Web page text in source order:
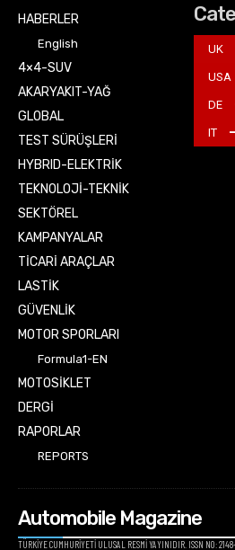
HABERLER
English
4×4-SUV
AKARYAKIT-YAĞ
GLOBAL
TEST SÜRÜŞLERİ
HYBRID-ELEKTRİK
TEKNOLOJİ-TEKNİK
SEKTÖREL
KAMPANYALAR
TİCARİ ARAÇLAR
LASTİK
GÜVENLİK
MOTOR SPORLARI
Formula1-EN
MOTOSİKLET
DERGİ
RAPORLAR
REPORTS
UK
USA
DE
IT
Automobile Magazine
TÜRKİYE CUMHURİYETİ ULUSAL RESMİ YAYINIDIR. ISSN NO: